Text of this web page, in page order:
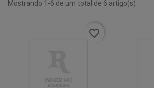
Mostrando 1-6 de um total de 6 artigo(s)
favorite_border